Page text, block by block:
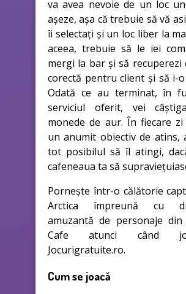
va avea nevoie de un loc
așeze, așa că trebuie să vă
îi selectați și un loc liber la
aceea, trebuie să le iei
mergi la bar și să recuperezi
corectă pentru client și să i-
Odată ce au terminat, în
serviciul oferit, vei
monede de aur. În fiecare zi
un anumit obiectiv de atins,
tot posibilul să îl atingi,
cafeneaua ta să
Pornește într-o călătorie
Arctica împreună cu
amuzantă de personaje din
Cafe atunci când
Jocurigratuite.ro.
Cum se joacă